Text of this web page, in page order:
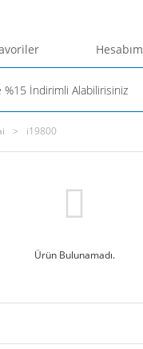
Hesabım
i19800
Ürün Bulunamadı.